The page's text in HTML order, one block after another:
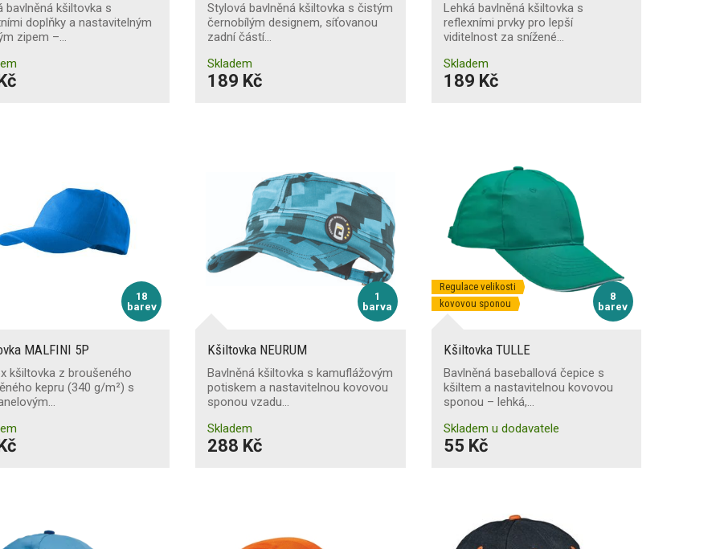
bavlněná kšiltovka s
doplňky a nastavitelným
zipem –…
Stylová bavlněná kšiltovka s čistým
černobílým designem, síťovanou
zadní částí…
Skladem
189 Kč
Lehká bavlněná kšiltovka s
reflexními prvky pro lepší
viditelnost za snížené…
Skladem
189 Kč
18
barev
MALFINI 5P
kšiltovka z broušeného
kepru (340 g/m²) s
1
barva
Kšiltovka NEURUM
Bavlněná kšiltovka s kamuflážovým
potiskem a nastavitelnou kovovou
sponou vzadu…
Skladem
288 Kč
8
barev
Regulace velikosti
kovovou sponou
Kšiltovka TULLE
Bavlněná baseballová čepice s
kšiltem a nastavitelnou kovovou
sponou – lehká,…
Skladem u dodavatele
55 Kč